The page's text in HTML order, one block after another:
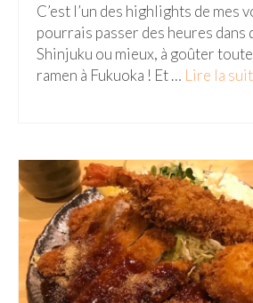
C’est l’un des highlights de mes
pourrais passer des heures dans
Shinjuku ou mieux, à goûter
ramen à Fukuoka ! Et … Lire la